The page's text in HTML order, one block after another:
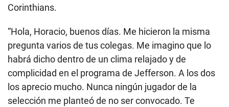
Corinthians.
“Hola, Horacio, buenos días. Me hicieron la misma
pregunta varios de tus colegas. Me imagino que lo
habrá dicho dentro de un clima relajado y de
complicidad en el programa de Jefferson. A los dos
los aprecio mucho. Nunca ningún jugador de la
selección me planteó de no ser convocado. Te